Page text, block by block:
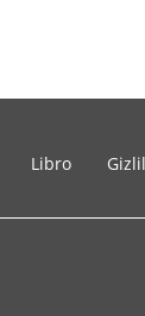
Libro